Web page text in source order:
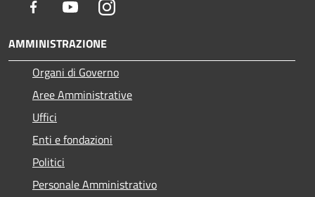
Facebook YoutubeInstagram
AMMINISTRAZIONE
Organi di Governo
Aree Amministrative
Uffici
Enti e fondazioni
Politici
Personale Amministrativo